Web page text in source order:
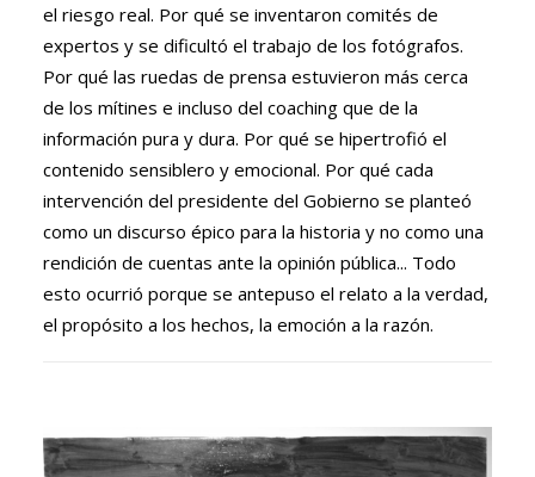
el riesgo real. Por qué se inventaron comités de
expertos y se dificultó el trabajo de los fotógrafos.
Por qué las ruedas de prensa estuvieron más cerca
de los mítines e incluso del coaching que de la
información pura y dura. Por qué se hipertrofió el
contenido sensiblero y emocional. Por qué cada
intervención del presidente del Gobierno se planteó
como un discurso épico para la historia y no como una
rendición de cuentas ante la opinión pública... Todo
esto ocurrió porque se antepuso el relato a la verdad,
el propósito a los hechos, la emoción a la razón.